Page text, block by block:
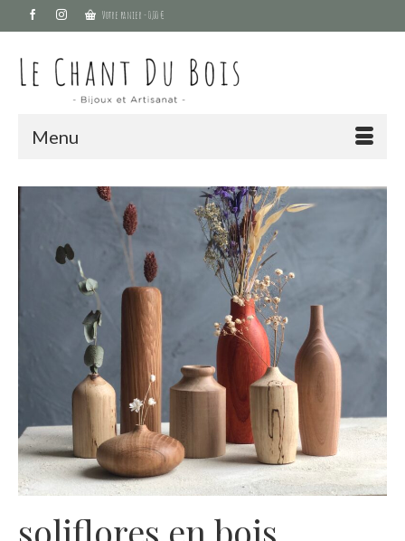
Votre panier -0,00€
Menu
soliflores en bois